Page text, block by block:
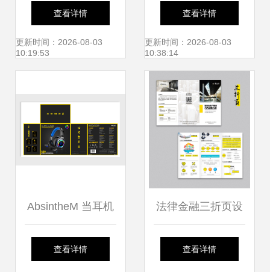
训班选择指南 如何
找到最适合你的学
查看详情
更新时间：2026-08-03
10:19:53
备的食品加工厂 小
型工厂建筑CAD施
工图与广告设计解
析
查看详情
更新时间：2026-08-03
10:38:14
AbsintheM 当耳机
包装盒成为平面设
查看详情
法律金融三折页设
计 视觉引导下的专
查看详情